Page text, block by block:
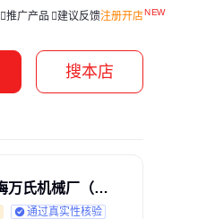
推广产品 建议反馈注册开店
搜本店
东莞市洪梅万氏机械厂（个体工商户）
通过真实性核验